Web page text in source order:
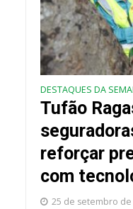
DESTAQUES DA
Tufão
reforçar
com
25 de setembro de